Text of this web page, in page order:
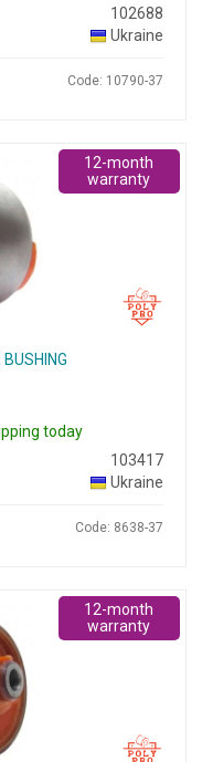
102688
Ukraine
Code: 10790-37
today
103417
Ukraine
Code: 8638-37
12-month
warranty
12-month
warranty